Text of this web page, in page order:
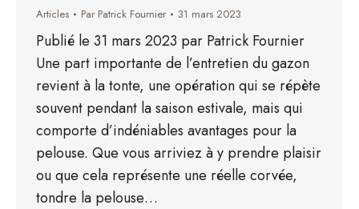
Articles Par Patrick Fournier 31 mars 2023
Publié le 31 mars 2023 par Patrick Fournier
Une part importante de l’entretien du gazon
revient à la tonte, une opération qui se répète
souvent pendant la saison estivale, mais qui
comporte d’indéniables avantages pour la
pelouse. Que vous arriviez à y prendre plaisir
ou que cela représente une réelle corvée,
tondre la pelouse…